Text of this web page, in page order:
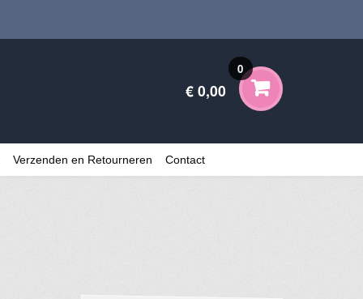
€ 0,00
0
Verzenden en Retourneren Contact